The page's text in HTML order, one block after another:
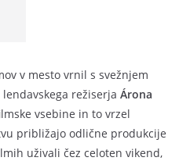
v mesto vrnil s svežnjem
režiserja Árona
vsebine in to vrzel
približajo odlične produkcije
uživali čez celoten vikend,